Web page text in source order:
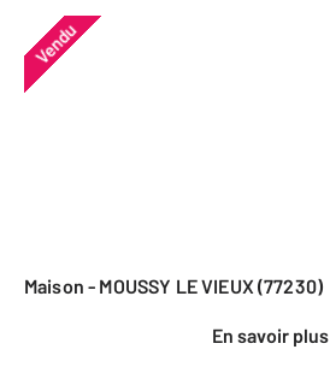
Vendu
Maison - MOUSSY LE VIEUX (77230)
En savoir plus